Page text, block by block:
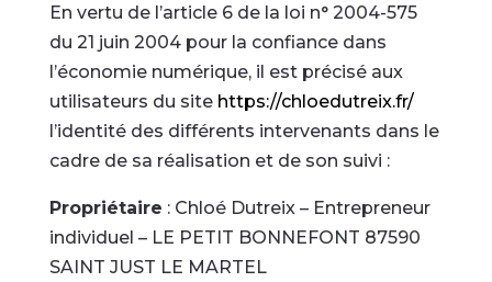
En vertu de l’article 6 de la loi n° 2004-575
du 21 juin 2004 pour la confiance dans
l’économie numérique, il est précisé aux
utilisateurs du site https://chloedutreix.fr/
l’identité des différents intervenants dans le
cadre de sa réalisation et de son suivi :
Propriétaire : Chloé Dutreix – Entrepreneur
individuel – LE PETIT BONNEFONT 87590
SAINT JUST LE MARTEL